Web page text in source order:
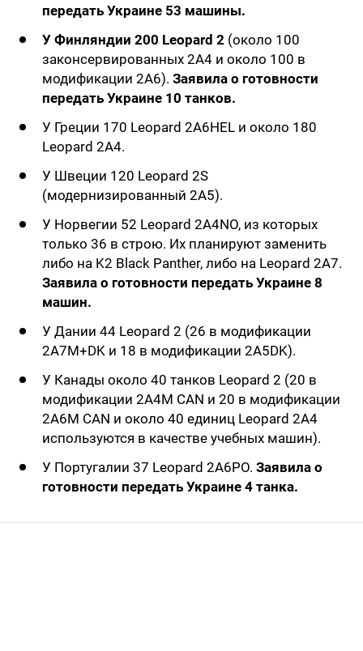
передать Украине 53 машины.
У Финляндии 200 Leopard 2 (около 100
законсервированных 2A4 и около 100 в
модификации 2A6). Заявила о готовности
передать Украине 10 танков.
У Греции 170 Leopard 2A6HEL и около 180
Leopard 2A4.
У Швеции 120 Leopard 2S
(модернизированный 2A5).
У Норвегии 52 Leopard 2A4NO, из которых
только 36 в строю. Их планируют заменить
либо на K2 Black Panther, либо на Leopard 2A7.
Заявила о готовности передать Украине 8
машин.
У Дании 44 Leopard 2 (26 в модификации
2A7М+DK и 18 в модификации 2A5DK).
У Канады около 40 танков Leopard 2 (20 в
модификации 2A4M CAN и 20 в модификации
2A6M CAN и около 40 единиц Leopard 2A4
используются в качестве учебных машин).
У Португалии 37 Leopard 2A6PO. Заявила о
готовности передать Украине 4 танка.